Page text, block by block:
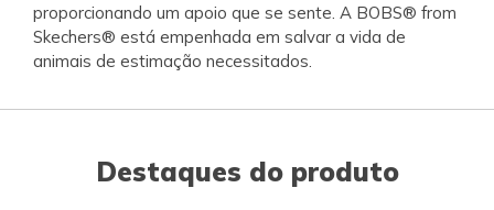
proporcionando um apoio que se sente. A BOBS® from
Skechers® está empenhada em salvar a vida de
animais de estimação necessitados.
Destaques do produto